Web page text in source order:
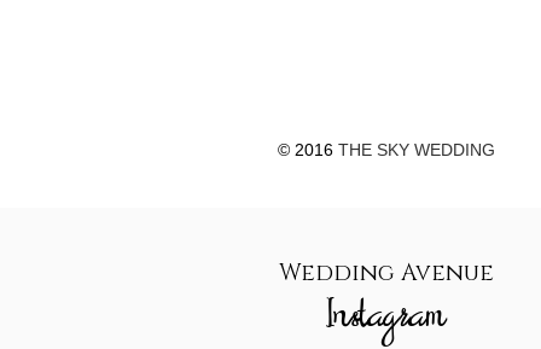
© 2016 THE SKY WEDDING
Wedding Avenue
Instagram